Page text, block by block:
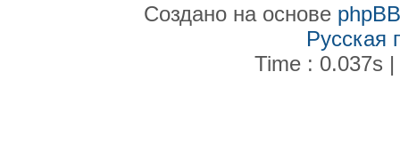
Создано на основе phpBB
Русская
Time : 0.037s